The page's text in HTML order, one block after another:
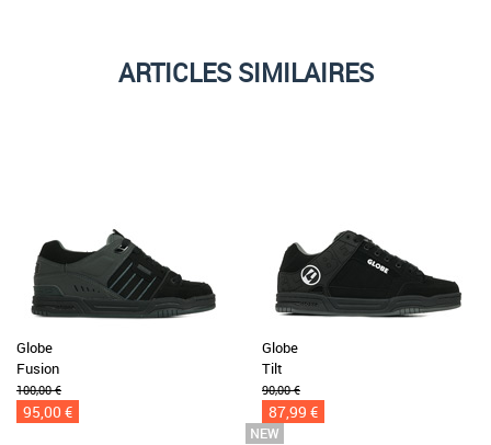
ARTICLES SIMILAIRES
Globe
Fusion
100,00 €
95,00 €
Globe
Tilt
90,00 €
87,99 €